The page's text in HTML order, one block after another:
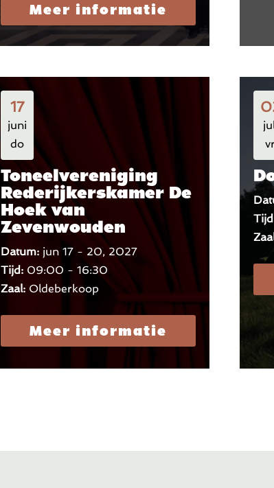
Meer informatie
17
juni
do
Toneelvereniging
Rederijkerskamer De
Hoek van
Zevenwouden
Datum: jun 17 - 20, 2027
Tijd: 09:00 - 16:30
Zaal: Oldeberkoop
Meer informatie